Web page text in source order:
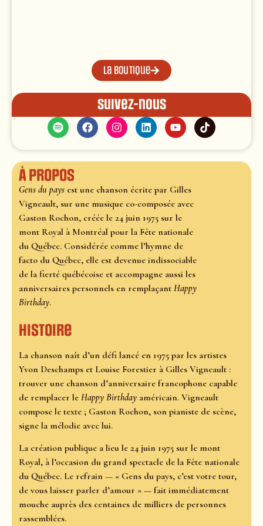
La boutique
Suivez-nous
À propos
Gens du pays est une chanson écrite par Gilles
Vigneault, sur une musique co-composée avec
Gaston Rochon, créée le 24 juin 1975 sur le
mont Royal à Montréal pour la Fête nationale
du Québec. Considérée comme l’hymne de
facto du Québec, elle est devenue indissociable
de la fierté québécoise et accompagne aussi les
anniversaires personnels en remplaçant Happy
Birthday.
Histoire
La chanson naît d’un défi lancé en 1975 par les artistes
Yvon Deschamps et Louise Forestier à Gilles Vigneault :
trouver une chanson d’anniversaire francophone capable
de remplacer le Happy Birthday américain. Vigneault
compose le texte ; Gaston Rochon, son pianiste de scène,
signe la mélodie avec lui.
La création publique a lieu le 24 juin 1975 sur le mont
Royal, à l’occasion du grand spectacle de la Fête nationale
du Québec. Le refrain — « Gens du pays, c’est votre tour,
de vous laisser parler d’amour » — fait immédiatement
mouche auprès des centaines de milliers de personnes
rassemblées.